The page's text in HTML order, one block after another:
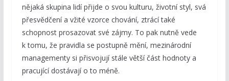
nějaká skupina lidí přijde o svou kulturu, životní styl, svá
přesvědčení a vžité vzorce chování, ztrácí také
schopnost prosazovat své zájmy. To pak nutně vede
k tomu, že pravidla se postupně mění, mezinárodní
managementy si přisvojují stále větší část hodnoty a
pracující dostávají o to méně.